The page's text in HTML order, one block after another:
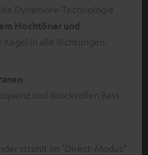
Dynamore-Technologie
Hochtöner und
in alle Richtungen.
und druckvollen Bass
strahlt im "Direct-Modus"